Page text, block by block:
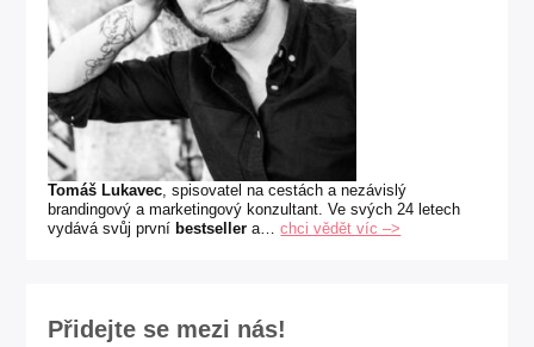
Tomáš Lukavec , spisovatel na cestách a nezávislý
brandingový a marketingový konzultant. Ve svých 24 letech
vydává svůj první bestseller a…chci vědět víc –>
Přidejte se mezi nás!